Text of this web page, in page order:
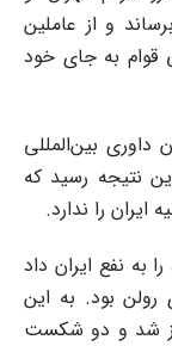
و از عاملین
قوام به جای خود
30 تیر در 9 ژوئن 1952 دیوان داوری بین‌المللی
در مقابل 5 رأی به این نتیجه رسید که
را ندارد.
به نفع ایران داد
رولن بود. به این
شد و دو شکست